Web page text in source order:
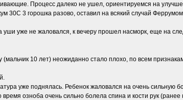
Процесс далеко не ушел, ориентируемся на
30С 3 горошка разово, оставил на всякий случай
уже не жаловался, к вечеру прошел насморк, еще на
(мальчик 10 лет) неожиданно стало плохо, по всем
уже поднялась. Ребенок жаловался на очень сильную
время озноба очень сильно болела спина и кости рук